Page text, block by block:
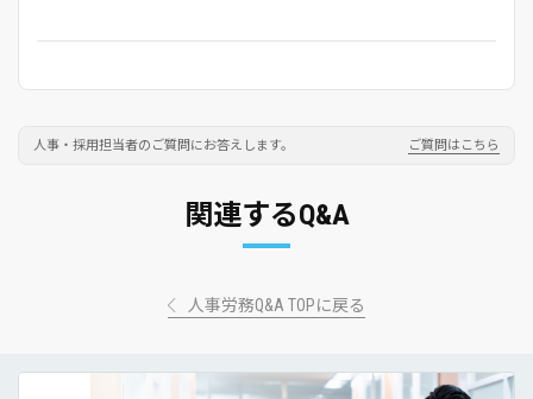
人事・採用担当者のご質問にお答えします。 ご質問はこちら
関連するQ&A
人事労務Q&A TOPに戻る